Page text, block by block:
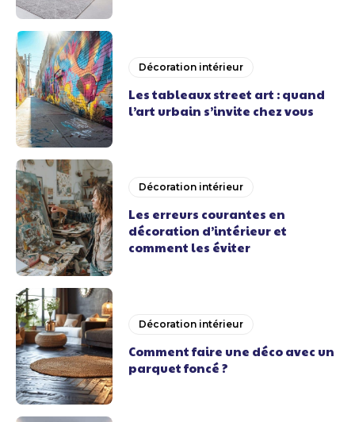
Décoration intérieur
Les tableaux street art : quand
l’art urbain s’invite chez vous
Décoration intérieur
Les erreurs courantes en
décoration d’intérieur et
comment les éviter
Décoration intérieur
Comment faire une déco avec un
parquet foncé ?